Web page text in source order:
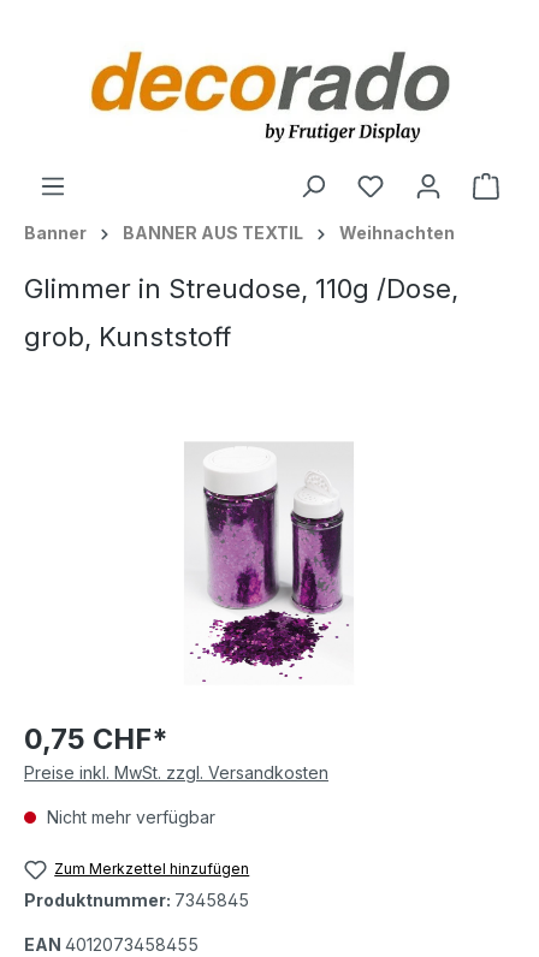
Banner BANNER AUS TEXTIL Weihnachten
Glimmer in Streudose, 110g /Dose,
grob, Kunststoff
Bildergalerie überspringen
0,75 CHF*
Preise inkl. MwSt. zzgl. Versandkosten
Nicht mehr verfügbar
Zum Merkzettel hinzufügen
Produktnummer: 7345845
EAN 4012073458455